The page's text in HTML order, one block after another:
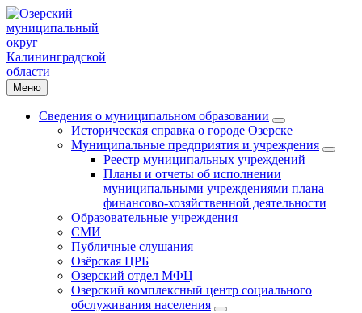
Меню
Сведения о муниципальном образовании
Историческая справка о городе Озерске
Муниципальные предприятия и учреждения
Реестр муниципальных учреждений
Планы и отчеты об исполнении
муниципальными учреждениями плана
финансово-хозяйственной деятельности
Образовательные учреждения
СМИ
Публичные слушания
Озёрская ЦРБ
Озерский отдел МФЦ
Озерский комплексный центр социального
обслуживания населения